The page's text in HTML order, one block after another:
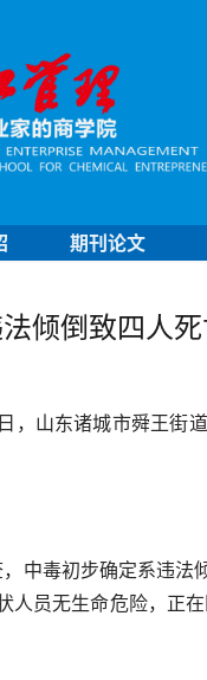
期刊论文
倾倒致四人
，山东诸城市舜王街
中毒初步确定系违
人员无生命危险，正